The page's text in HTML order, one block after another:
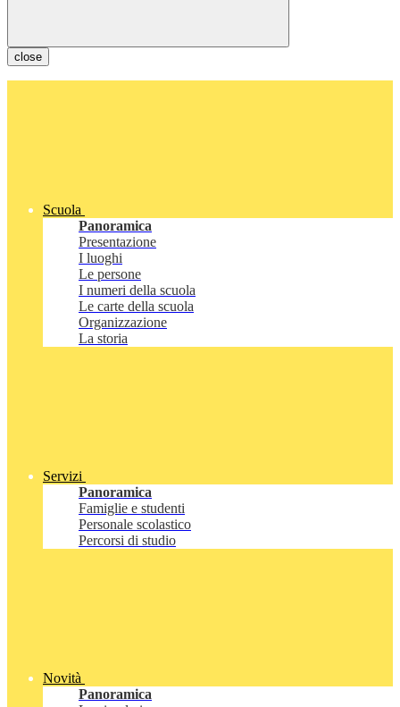
close
Scuola
Panoramica
Presentazione
I luoghi
Le persone
I numeri della scuola
Le carte della scuola
Organizzazione
La storia
Servizi
Panoramica
Famiglie e studenti
Personale scolastico
Percorsi di studio
Novità
Panoramica